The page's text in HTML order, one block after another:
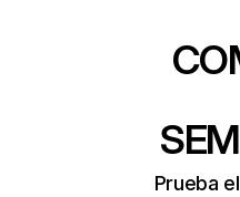
Prueba